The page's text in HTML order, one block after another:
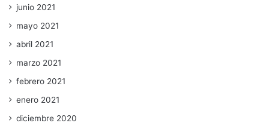
junio 2021
mayo 2021
abril 2021
marzo 2021
febrero 2021
enero 2021
diciembre 2020